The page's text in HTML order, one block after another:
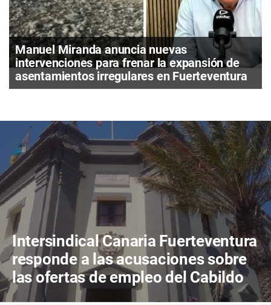
Manuel Miranda anuncia nuevas
intervenciones para frenar la expansión de
asentamientos irregulares en Fuerteventura
Intersindical Canaria Fuerteventura
responde a las acusaciones sobre
las ofertas de empleo del Cabildo
de Fuerteventura